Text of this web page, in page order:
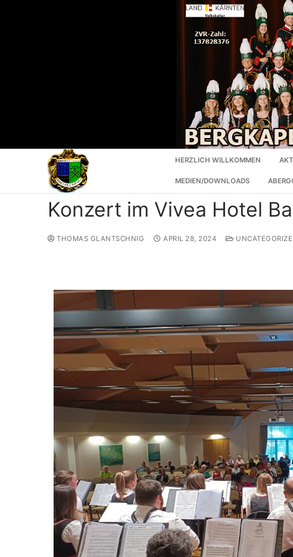
HERZLICH WILLKOMMEN
MEDIEN/DOWNLOADS
Konzert im Vivea Hotel
THOMAS GLANTSCHNIG APRIL 28, 2024